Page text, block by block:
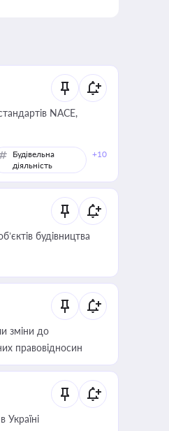
NACE,
Будівельна
діяльність
+10
будівництва
зміни до
правовідносин
Україні